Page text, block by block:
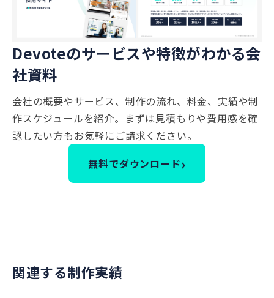
Devoteのサービスや特徴がわかる会
社資料
会社の概要やサービス、制作の流れ、料金、実績や制
作スケジュールを紹介。まずは見積もりや費用感を確
認したい方もお気軽にご請求ください。
無料でダウンロード›
関連する制作実績